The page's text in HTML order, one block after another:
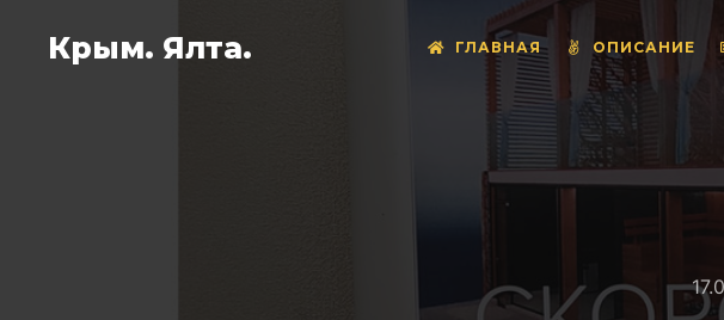
Крым. Ялта. ГЛАВНАЯ ОПИСАНИЕ